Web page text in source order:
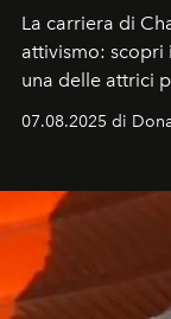
La carriera di
attivismo: scopri
una delle attrici
07.08.2025 di